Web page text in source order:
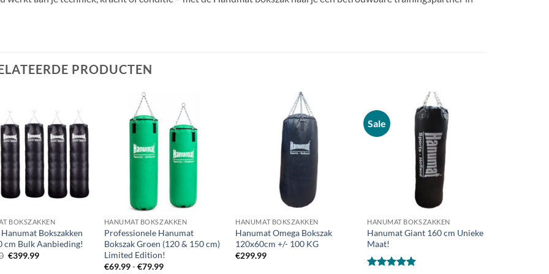
PRODUCTEN
Zet op
verlanglijst
BOKSZAKKEN
Hanumat Bokszakken
cm Bulk Aanbieding!
Oorspronkelijke
€399.99Huidige
Zet op
verlanglijst
HANUMAT BOKSZAKKEN
Professionele Hanumat
Bokszak Groen (120 & 150 cm)
Limited Edition!
€69.99 - €79.99Prijsklasse:
HANUMAT BOKSZAKKEN
Hanumat Omega Bokszak
120x60cm +/- 100 KG
€299.99
Sale
verlanglijst
HANUMAT BOKSZAKKEN
Hanumat Giant 160 cm Unieke
Maat!